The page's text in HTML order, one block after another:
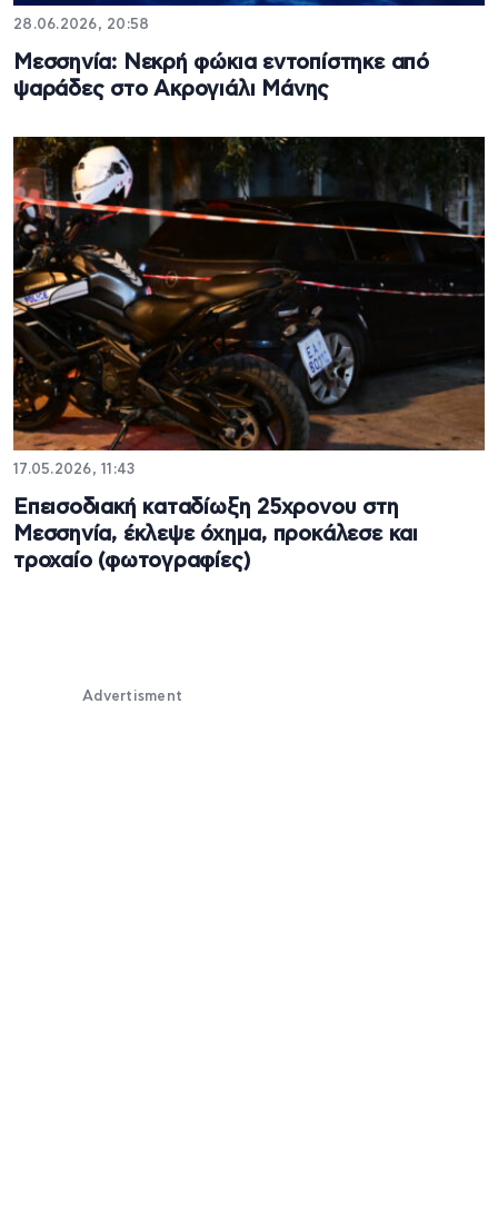
28.06.2026, 20:58
Μεσσηνία: Νεκρή φώκια εντοπίστηκε από
ψαράδες στο Ακρογιάλι Μάνης
17.05.2026, 11:43
Επεισοδιακή καταδίωξη 25χρονου στη
Μεσσηνία, έκλεψε όχημα, προκάλεσε και
τροχαίο (φωτογραφίες)
Advertisment